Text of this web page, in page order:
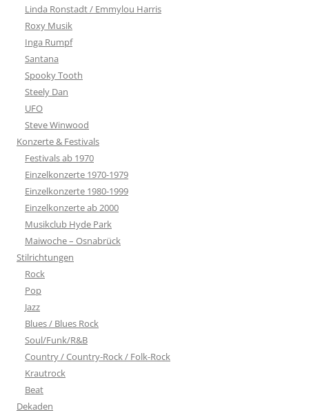
Linda Ronstadt / Emmylou Harris
Roxy Musik
Inga Rumpf
Santana
Spooky Tooth
Steely Dan
UFO
Steve Winwood
Konzerte & Festivals
Festivals ab 1970
Einzelkonzerte 1970-1979
Einzelkonzerte 1980-1999
Einzelkonzerte ab 2000
Musikclub Hyde Park
Maiwoche – Osnabrück
Stilrichtungen
Rock
Pop
Jazz
Blues / Blues Rock
Soul/Funk/R&B
Country / Country-Rock / Folk-Rock
Krautrock
Beat
Dekaden